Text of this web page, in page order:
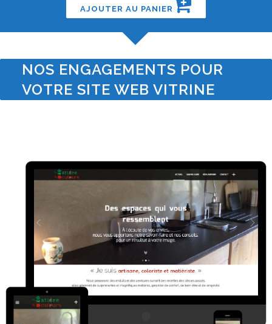
AJOUTER AU PANIER
NOS ENGAGEMENTS POUR
VOTRE SITE WEB VITRINE